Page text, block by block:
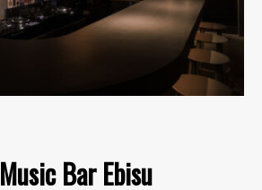
Bar Ebisu